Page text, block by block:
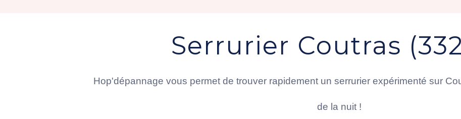
Serrurier Coutras
Hop'dépannage vous permet de trouver rapidement un serrurier expérimenté sur
de la nuit !